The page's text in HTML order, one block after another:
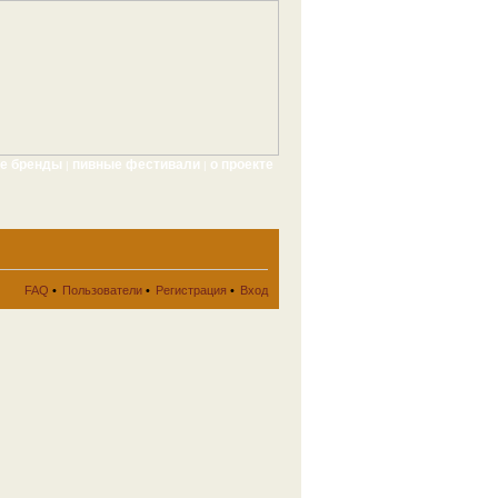
бренды пивные фестивали о проекте
FAQ • Пользователи • Регистрация • Вход